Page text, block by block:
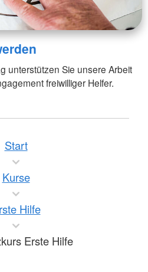
unterstützen Sie unsere Arbeit
freiwilliger Helfer.
Start
Kurse
Hilfe
Erste Hilfe